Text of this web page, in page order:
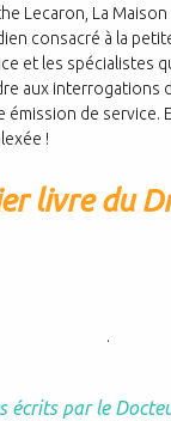
Lecaron, La
consacré à la
et les spécialistes
aux interrogations
émission de service.
!
livre du
.
écrits par le